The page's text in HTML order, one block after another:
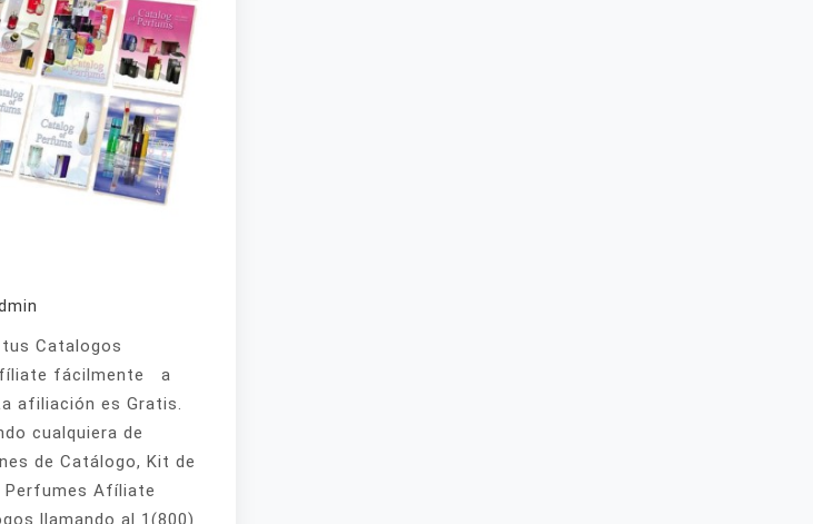
tus Catalogos
fácilmente a
afiliación es Gratis.
cualquiera de
de Catálogo, Kit de
Perfumes Afíliate
llamando al 1(800)